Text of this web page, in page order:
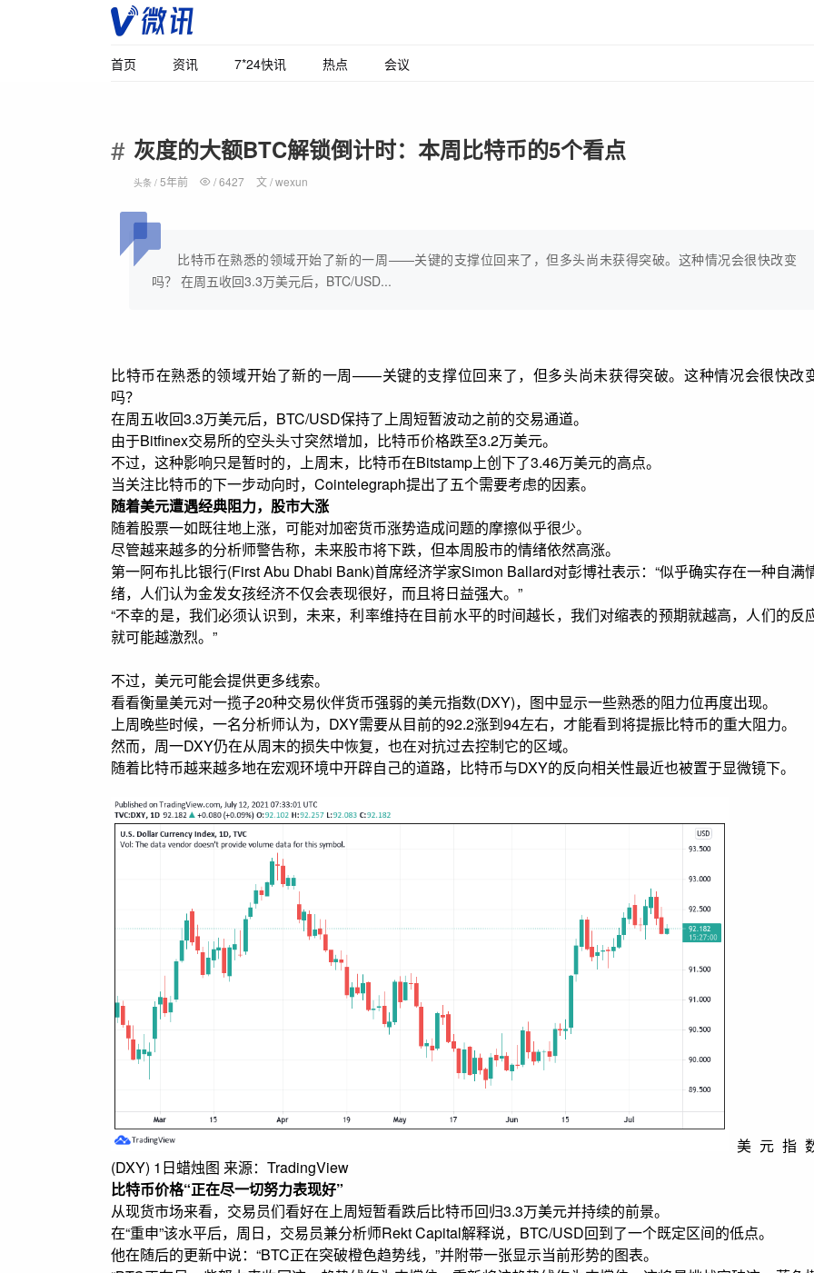
首页 资讯 7*24快讯 热点 会议
灰度的大额BTC解锁倒计时：本周比特币的5个看点
头条 / 5年前 /6427 文 /wexun
比特币在熟悉的领域开始了新的一周——关键的支撑位回来了，但多头尚未获得突破。这种情况会很快改变
吗？ 在周五收回3.3万美元后，BTC/USD...
比特币在熟悉的领域开始了新的一周——关键的支撑位回来了，但多头尚未获得突破。这种情况会很快改
吗？
在周五收回3.3万美元后，BTC/USD保持了上周短暂波动之前的交易通道。
由于Bitfinex交易所的空头头寸突然增加，比特币价格跌至3.2万美元。
不过，这种影响只是暂时的，上周末，比特币在Bitstamp上创下了3.46万美元的高点。
当关注比特币的下一步动向时，Cointelegraph提出了五个需要考虑的因素。
随着美元遭遇经典阻力，股市大涨
随着股票一如既往地上涨，可能对加密货币涨势造成问题的摩擦似乎很少。
尽管越来越多的分析师警告称，未来股市将下跌，但本周股市的情绪依然高涨。
第一阿布扎比银行(First Abu Dhabi Bank)首席经济学家Simon Ballard对彭博社表示：“似乎确实存在一种自满
绪，人们认为金发女孩经济不仅会表现很好，而且将日益强大。”
“不幸的是，我们必须认识到，未来，利率维持在目前水平的时间越长，我们对缩表的预期就越高，人们的反
就可能越激烈。”
不过，美元可能会提供更多线索。
看看衡量美元对一揽子20种交易伙伴货币强弱的美元指数(DXY)，图中显示一些熟悉的阻力位再度出现。
上周晚些时候，一名分析师认为，DXY需要从目前的92.2涨到94左右，才能看到将提振比特币的重大阻力。
然而，周一DXY仍在从周末的损失中恢复，也在对抗过去控制它的区域。
随着比特币越来越多地在宏观环境中开辟自己的道路，比特币与DXY的反向相关性最近也被置于显微镜下。
美元指
(DXY) 1日蜡烛图 来源：TradingView
比特币价格“正在尽一切努力表现好”
从现货市场来看，交易员们看好在上周短暂看跌后比特币回归3.3万美元并持续的前景。
在“重申”该水平后，周日，交易员兼分析师Rekt Capital解释说，BTC/USD回到了一个既定区间的低点。
他在随后的更新中说：“BTC正在突破橙色趋势线，”并附带一张显示当前形势的图表。